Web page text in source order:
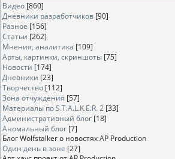
Видео [860]
Дневники разработчиков [90]
Разное [156]
Статьи [262]
Мнения, аналитика [109]
Арты, картинки, скриншоты [75]
Новости [174]
Дневники [23]
Творчество [112]
Зона отчуждения [57]
Материалы по S.T.A.L.K.E.R. 2 [33]
Административный блог [18]
Аномальный блог [7]
Блог Wolfstalker о новостях AP Production
Один день в зоне [27]